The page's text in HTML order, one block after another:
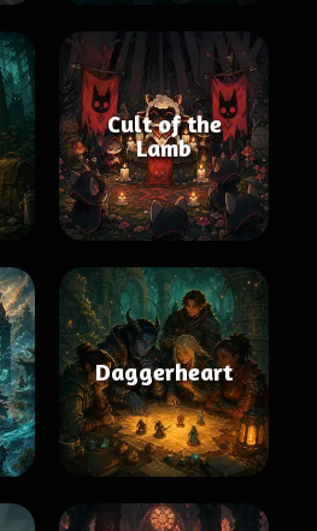
Cult of the
Lamb
Daggerheart